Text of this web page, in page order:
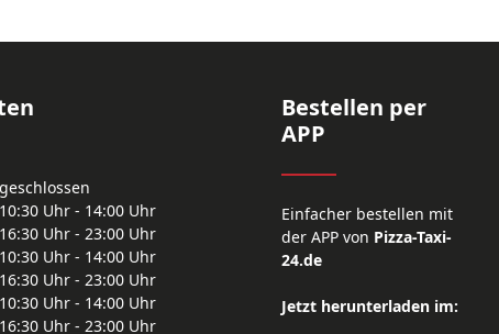
geschlossen
10:30 Uhr - 14:00 Uhr
16:30 Uhr - 23:00 Uhr
10:30 Uhr - 14:00 Uhr
16:30 Uhr - 23:00 Uhr
10:30 Uhr - 14:00 Uhr
16:30 Uhr - 23:00 Uhr
Bestellen per
APP
Einfacher bestellen mit
der APP von Pizza-Taxi-
24.de
Jetzt herunterladen im: